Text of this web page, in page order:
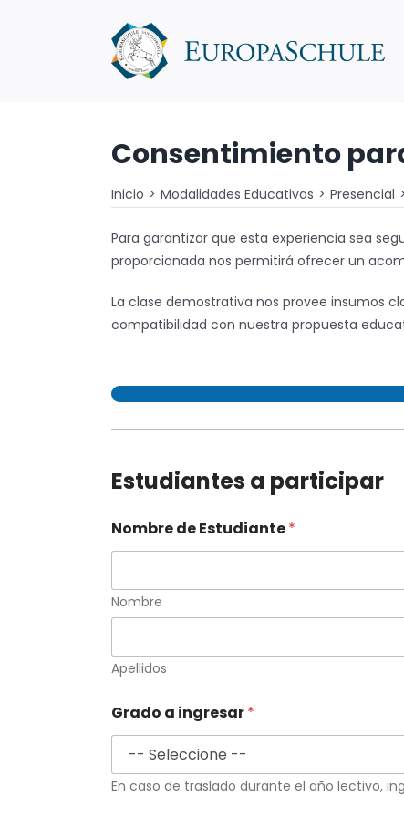
Consentimiento
Inicio Modalidades Educativas Presencial
Para garantizar que esta experiencia sea
proporcionada nos permitirá ofrecer un
La clase demostrativa nos provee insumos
compatibilidad con nuestra propuesta
Estudiantes a participar
Nombre de Estudiante*
Nombre
Apellidos
Grado a ingresar*
En caso de traslado durante el año lectivo,